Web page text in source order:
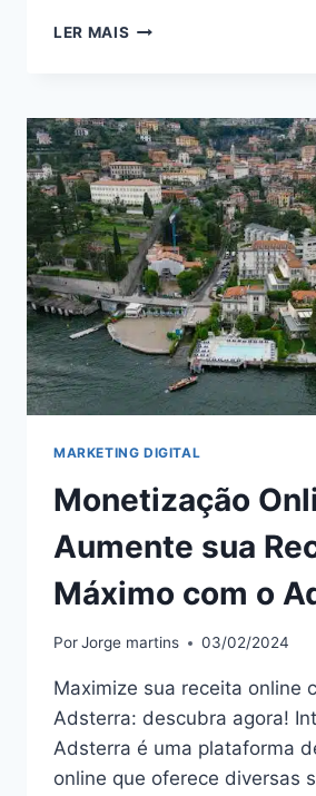
LER MAIS VIVER
2024:
DESCUBRA
COMO
ALCANÇAR
A
INDEPENDÊNCIA
FINANCEIRA
ONLINE
MARKETING DIGITAL
Monetização
Aumente sua
Máximo com o
PorJorge martins 03/02/2024
Maximize sua receita online
Adsterra: descubra agora!
Adsterra é uma plataforma
online que oferece diversas